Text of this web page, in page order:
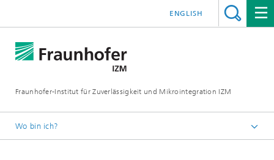
Fraunhofer-Institut für Zuverlässigkeit und Mikrointegration IZM
ENGLISH
Wo bin ich?